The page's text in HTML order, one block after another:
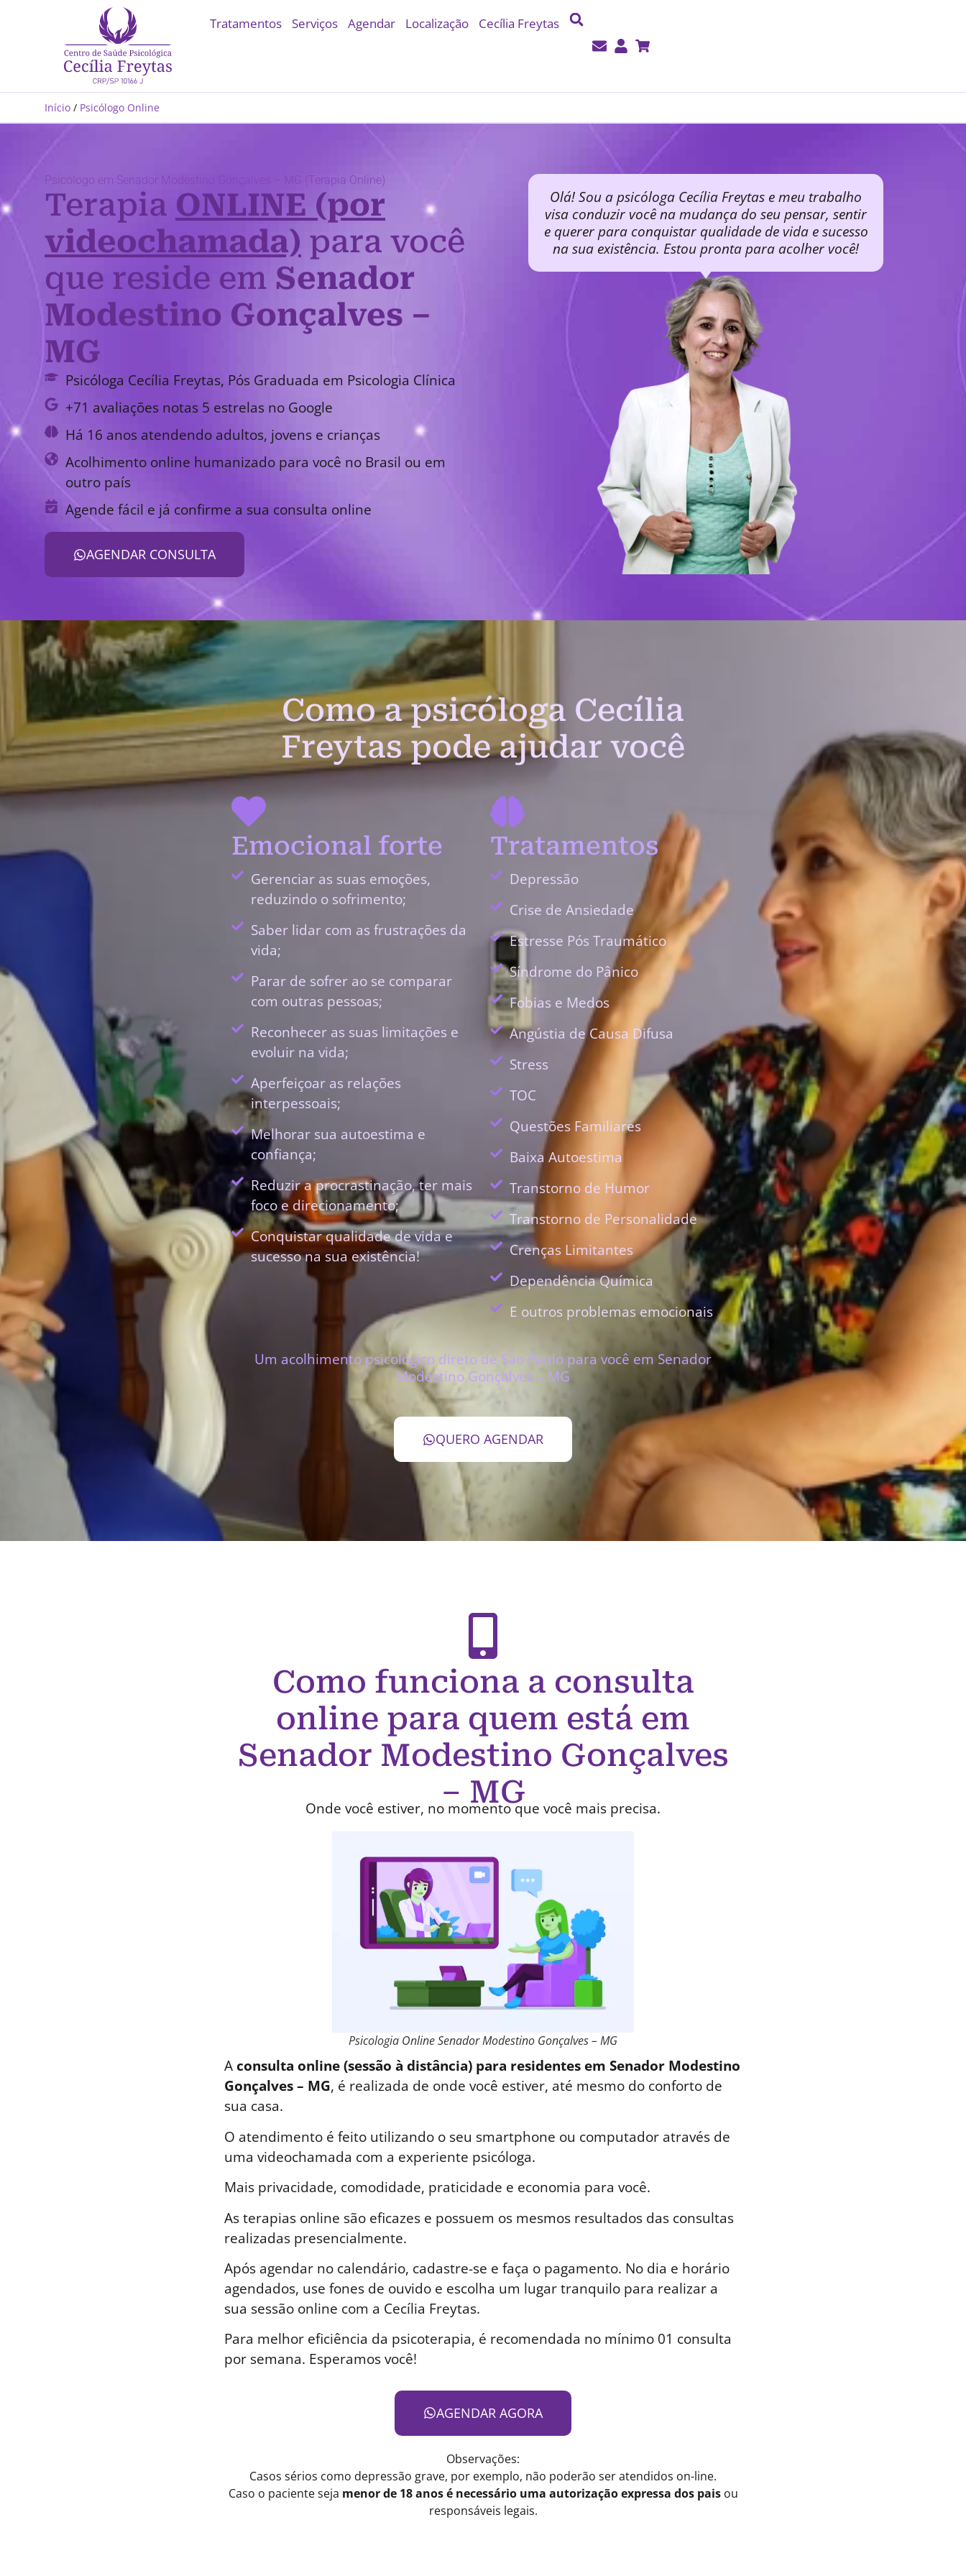
Tratamentos Serviços Agendar Localização Cecília Freytas
Início / Psicólogo Online
Psicólogo em Senador Modestino Gonçalves – MG (Terapia Online)
Terapia ONLINE (por
videochamada) para você
que reside em Senador
Modestino Gonçalves –
MG
Psicóloga Cecília Freytas, Pós Graduada em Psicologia Clínica
+71 avaliações notas 5 estrelas no Google
Há 16 anos atendendo adultos, jovens e crianças
Acolhimento online humanizado para você no Brasil ou em
outro país
Agende fácil e já confirme a sua consulta online
AGENDAR CONSULTA
Olá! Sou a psicóloga Cecília Freytas e meu trabalho
visa conduzir você na mudança do seu pensar, sentir
e querer para conquistar qualidade de vida e sucesso
na sua existência. Estou pronta para acolher você!
Como a psicóloga Cecília
Freytas pode ajudar você
Emocional forte
Gerenciar as suas emoções,
reduzindo o sofrimento;
Saber lidar com as frustrações da
vida;
Parar de sofrer ao se comparar
com outras pessoas;
Reconhecer as suas limitações e
evoluir na vida;
Aperfeiçoar as relações
interpessoais;
Melhorar sua autoestima e
confiança;
Reduzir a procrastinação, ter mais
foco e direcionamento;
Conquistar qualidade de vida e
sucesso na sua existência!
Tratamentos
Depressão
Crise de Ansiedade
Estresse Pós Traumático
Síndrome do Pânico
Fobias e Medos
Angústia de Causa Difusa
Stress
TOC
Questões Familiares
Baixa Autoestima
Transtorno de Humor
Transtorno de Personalidade
Crenças Limitantes
Dependência Química
E outros problemas emocionais
Um acolhimento psicológico direto de São Paulo para você em Senador
Modestino Gonçalves – MG
QUERO AGENDAR
Como funciona a consulta
online para quem está em
Senador Modestino Gonçalves
– MG
Onde você estiver, no momento que você mais precisa.
Psicologia Online Senador Modestino Gonçalves – MG
Aconsulta online (sessão à distância) para residentes em Senador Modestino
Gonçalves – MG, é realizada de onde você estiver, até mesmo do conforto de
sua casa.
O atendimento é feito utilizando o seu smartphone ou computador através de
uma videochamada com a experiente psicóloga.
Mais privacidade, comodidade, praticidade e economia para você.
As terapias online são eficazes e possuem os mesmos resultados das consultas
realizadas presencialmente.
Após agendar no calendário, cadastre-se e faça o pagamento. No dia e horário
agendados, use fones de ouvido e escolha um lugar tranquilo para realizar a
sua sessão online com a Cecília Freytas.
Para melhor eficiência da psicoterapia, é recomendada no mínimo 01 consulta
por semana. Esperamos você!
AGENDAR AGORA
Observações:
Casos sérios como depressão grave, por exemplo, não poderão ser atendidos on-line.
Caso o paciente seja menor de 18 anos é necessário uma autorização expressa dos paisou
responsáveis legais.